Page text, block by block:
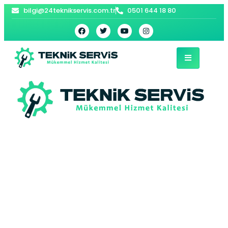
bilgi@24teknikservis.com.tr 0501 644 18 80